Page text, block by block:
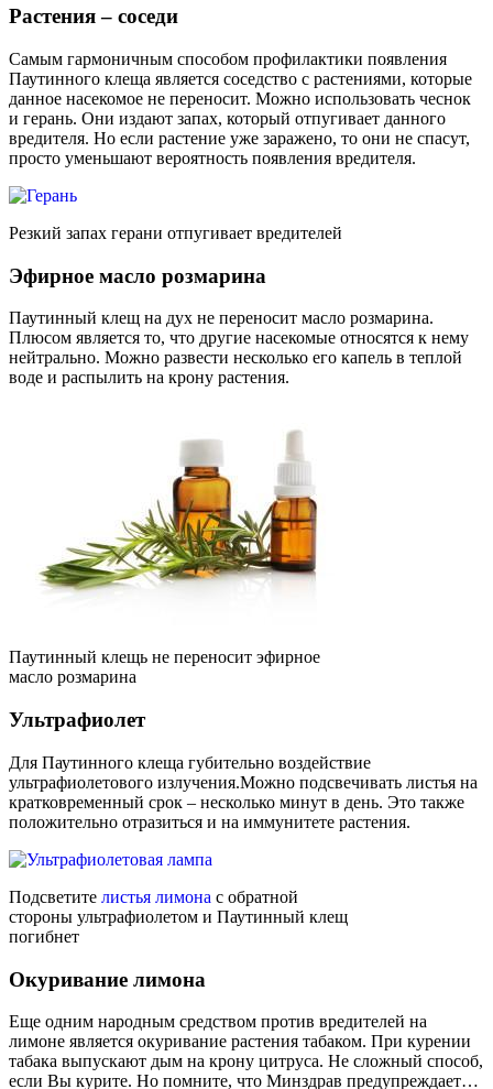
Растения – соседи
Самым гармоничным способом профилактики появления
Паутинного клеща является соседство с растениями, которые
данное насекомое не переносит. Можно использовать чеснок
и герань. Они издают запах, который отпугивает данного
вредителя. Но если растение уже заражено, то они не спасут,
просто уменьшают вероятность появления вредителя.
Резкий запах герани отпугивает вредителей
Эфирное масло розмарина
Паутинный клещ на дух не переносит масло розмарина.
Плюсом является то, что другие насекомые относятся к нему
нейтрально. Можно развести несколько его капель в теплой
воде и распылить на крону растения.
Паутинный клещь не переносит эфирное
масло розмарина
Ультрафиолет
Для Паутинного клеща губительно воздействие
ультрафиолетового излучения.Можно подсвечивать листья на
кратковременный срок – несколько минут в день. Это также
положительно отразиться и на иммунитете растения.
Подсветите листья лимона с обратной
стороны ультрафиолетом и Паутинный клещ
погибнет
Окуривание лимона
Еще одним народным средством против вредителей на
лимоне является окуривание растения табаком. При курении
табака выпускают дым на крону цитруса. Не сложный способ,
если Вы курите. Но помните, что Минздрав предупреждает…